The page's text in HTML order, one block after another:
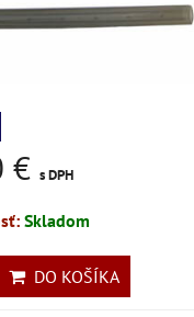
€ s DPH
Skladom
DO KOŠÍKA